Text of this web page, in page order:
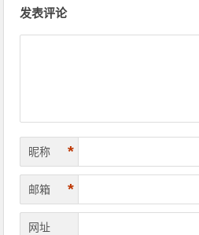
发表评论
昵称 *
邮箱 *
网址